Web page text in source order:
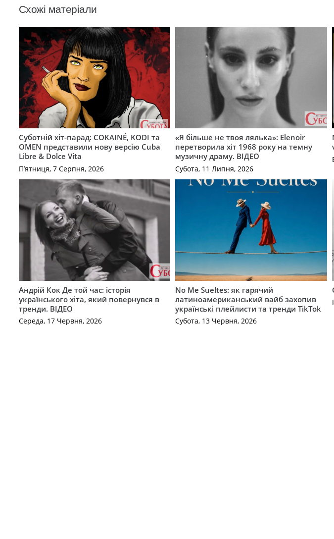
Схожі матеріали
Суботній хіт-парад: COKAINÉ, KODI та
OMEN представили нову версію Cuba
Libre & Dolce Vita
П’ятниця, 7 Серпня, 2026
«Я більше не твоя лялька»: Elenoir
перетворила хіт 1968 року на темну
музичну драму. ВІДЕО
Субота, 11 Липня, 2026
Андрій Кок Де той час: історія
українського хіта, який повернувся в
тренди. ВІДЕО
Середа, 17 Червня, 2026
No Me Sueltes: як гарячий
латиноамериканський вайб захопив
українські плейлисти та тренди TikTok
Субота, 13 Червня, 2026